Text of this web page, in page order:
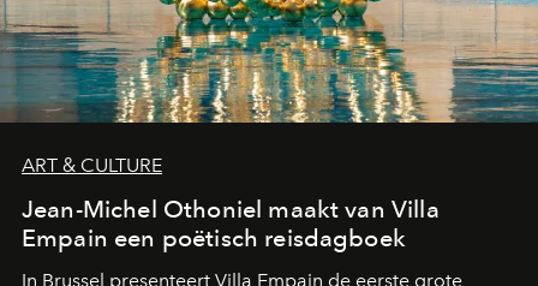
ART & CULTURE
Jean-Michel Othoniel maakt van Villa
Empain een poëtisch reisdagboek
In Brussel presenteert Villa Empain de eerste grote